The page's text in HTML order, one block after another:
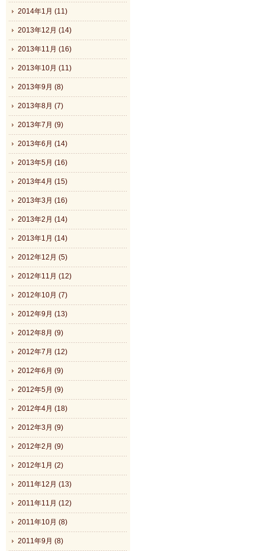
2014年1月 (11)
2013年12月 (14)
2013年11月 (16)
2013年10月 (11)
2013年9月 (8)
2013年8月 (7)
2013年7月 (9)
2013年6月 (14)
2013年5月 (16)
2013年4月 (15)
2013年3月 (16)
2013年2月 (14)
2013年1月 (14)
2012年12月 (5)
2012年11月 (12)
2012年10月 (7)
2012年9月 (13)
2012年8月 (9)
2012年7月 (12)
2012年6月 (9)
2012年5月 (9)
2012年4月 (18)
2012年3月 (9)
2012年2月 (9)
2012年1月 (2)
2011年12月 (13)
2011年11月 (12)
2011年10月 (8)
2011年9月 (8)